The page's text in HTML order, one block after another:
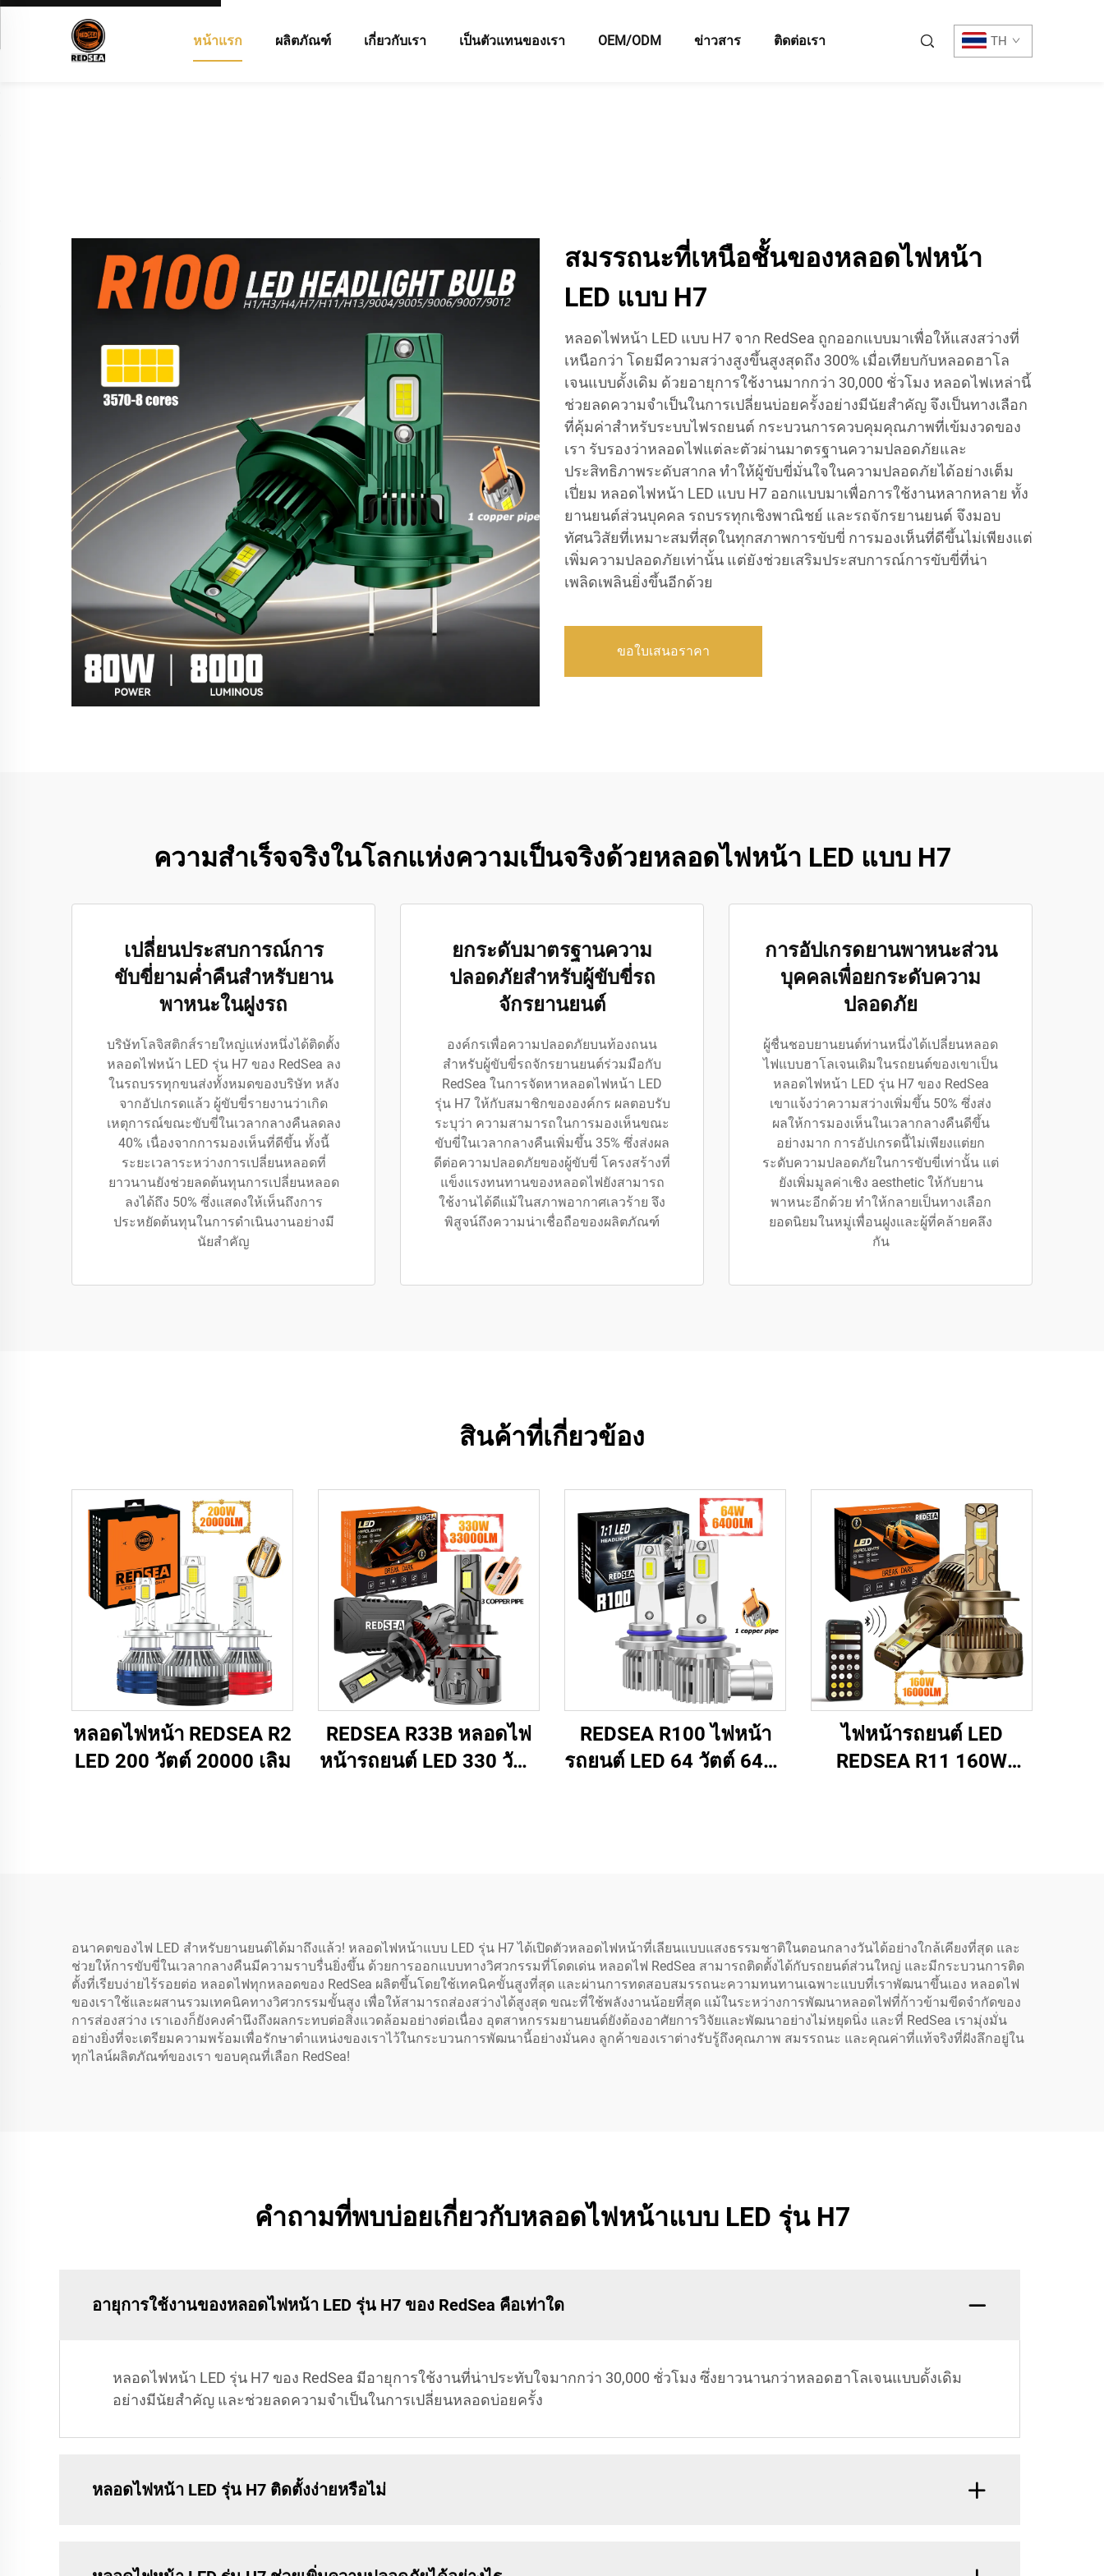
หน้าแรก ผลิตภัณฑ์ เกี่ยวกับเรา เป็นตัวแทนของเรา OEM/ODM ข่าวสาร ติดต่อเรา TH
สมรรถนะที่เหนือชั้นของหลอดไฟหน้า
LED แบบ H7
หลอดไฟหน้า LED แบบ H7 จาก RedSea ถูกออกแบบมาเพื่อให้แสงสว่างที่
เหนือกว่า โดยมีความสว่างสูงขึ้นสูงสุดถึง 300% เมื่อเทียบกับหลอดฮาโล
เจนแบบดั้งเดิม ด้วยอายุการใช้งานมากกว่า 30,000 ชั่วโมง หลอดไฟเหล่านี้
ช่วยลดความจำเป็นในการเปลี่ยนบ่อยครั้งอย่างมีนัยสำคัญ จึงเป็นทางเลือก
ที่คุ้มค่าสำหรับระบบไฟรถยนต์ กระบวนการควบคุมคุณภาพที่เข้มงวดของ
เรา รับรองว่าหลอดไฟแต่ละตัวผ่านมาตรฐานความปลอดภัยและ
ประสิทธิภาพระดับสากล ทำให้ผู้ขับขี่มั่นใจในความปลอดภัยได้อย่างเต็ม
เปี่ยม หลอดไฟหน้า LED แบบ H7 ออกแบบมาเพื่อการใช้งานหลากหลาย ทั้ง
ยานยนต์ส่วนบุคคล รถบรรทุกเชิงพาณิชย์ และรถจักรยานยนต์ จึงมอบ
ทัศนวิสัยที่เหมาะสมที่สุดในทุกสภาพการขับขี่ การมองเห็นที่ดีขึ้นไม่เพียงแต่
เพิ่มความปลอดภัยเท่านั้น แต่ยังช่วยเสริมประสบการณ์การขับขี่ที่น่า
เพลิดเพลินยิ่งขึ้นอีกด้วย
ขอใบเสนอราคา
ความสำเร็จจริงในโลกแห่งความเป็นจริงด้วยหลอดไฟหน้า LED แบบ H7
เปลี่ยนประสบการณ์การ
ขับขี่ยามค่ำคืนสำหรับยาน
พาหนะในฝูงรถ
บริษัทโลจิสติกส์รายใหญ่แห่งหนึ่งได้ติดตั้ง
หลอดไฟหน้า LED รุ่น H7 ของ RedSea ลง
ในรถบรรทุกขนส่งทั้งหมดของบริษัท หลัง
จากอัปเกรดแล้ว ผู้ขับขี่รายงานว่าเกิด
เหตุการณ์ขณะขับขี่ในเวลากลางคืนลดลง
40% เนื่องจากการมองเห็นที่ดีขึ้น ทั้งนี้
ระยะเวลาระหว่างการเปลี่ยนหลอดที่
ยาวนานยังช่วยลดต้นทุนการเปลี่ยนหลอด
ลงได้ถึง 50% ซึ่งแสดงให้เห็นถึงการ
ประหยัดต้นทุนในการดำเนินงานอย่างมี
นัยสำคัญ
ยกระดับมาตรฐานความ
ปลอดภัยสำหรับผู้ขับขี่รถ
จักรยานยนต์
องค์กรเพื่อความปลอดภัยบนท้องถนน
สำหรับผู้ขับขี่รถจักรยานยนต์ร่วมมือกับ
RedSea ในการจัดหาหลอดไฟหน้า LED
รุ่น H7 ให้กับสมาชิกขององค์กร ผลตอบรับ
ระบุว่า ความสามารถในการมองเห็นขณะ
ขับขี่ในเวลากลางคืนเพิ่มขึ้น 35% ซึ่งส่งผล
ดีต่อความปลอดภัยของผู้ขับขี่ โครงสร้างที่
แข็งแรงทนทานของหลอดไฟยังสามารถ
ใช้งานได้ดีแม้ในสภาพอากาศเลวร้าย จึง
พิสูจน์ถึงความน่าเชื่อถือของผลิตภัณฑ์
การอัปเกรดยานพาหนะส่วน
บุคคลเพื่อยกระดับความ
ปลอดภัย
ผู้ชื่นชอบยานยนต์ท่านหนึ่งได้เปลี่ยนหลอด
ไฟแบบฮาโลเจนเดิมในรถยนต์ของเขาเป็น
หลอดไฟหน้า LED รุ่น H7 ของ RedSea
เขาแจ้งว่าความสว่างเพิ่มขึ้น 50% ซึ่งส่ง
ผลให้การมองเห็นในเวลากลางคืนดีขึ้น
อย่างมาก การอัปเกรดนี้ไม่เพียงแต่ยก
ระดับความปลอดภัยในการขับขี่เท่านั้น แต่
ยังเพิ่มมูลค่าเชิง aesthetic ให้กับยาน
พาหนะอีกด้วย ทำให้กลายเป็นทางเลือก
ยอดนิยมในหมู่เพื่อนฝูงและผู้ที่คล้ายคลึง
กัน
สินค้าที่เกี่ยวข้อง
หลอดไฟหน้า REDSEA R2
LED 200 วัตต์ 20000 เลิม
REDSEA R33B หลอดไฟ
หน้ารถยนต์ LED 330 วัตต์
REDSEA R100 ไฟหน้า
รถยนต์ LED 64 วัตต์ 6400
ไฟหน้ารถยนต์ LED
REDSEA R11 160W
อนาคตของไฟ LED สำหรับยานยนต์ได้มาถึงแล้ว! หลอดไฟหน้าแบบ LED รุ่น H7 ได้เปิดตัวหลอดไฟหน้าที่เลียนแบบแสงธรรมชาติในตอนกลางวันได้อย่างใกล้เคียงที่สุด และ
ช่วยให้การขับขี่ในเวลากลางคืนมีความราบรื่นยิ่งขึ้น ด้วยการออกแบบทางวิศวกรรมที่โดดเด่น หลอดไฟ RedSea สามารถติดตั้งได้กับรถยนต์ส่วนใหญ่ และมีกระบวนการติด
ตั้งที่เรียบง่ายไร้รอยต่อ หลอดไฟทุกหลอดของ RedSea ผลิตขึ้นโดยใช้เทคนิคขั้นสูงที่สุด และผ่านการทดสอบสมรรถนะความทนทานเฉพาะแบบที่เราพัฒนาขึ้นเอง หลอดไฟ
ของเราใช้และผสานรวมเทคนิคทางวิศวกรรมขั้นสูง เพื่อให้สามารถส่องสว่างได้สูงสุด ขณะที่ใช้พลังงานน้อยที่สุด แม้ในระหว่างการพัฒนาหลอดไฟที่ก้าวข้ามขีดจำกัดของ
การส่องสว่าง เราเองก็ยังคงคำนึงถึงผลกระทบต่อสิ่งแวดล้อมอย่างต่อเนื่อง อุตสาหกรรมยานยนต์ยังต้องอาศัยการวิจัยและพัฒนาอย่างไม่หยุดนิ่ง และที่ RedSea เรามุ่งมั่น
อย่างยิ่งที่จะเตรียมความพร้อมเพื่อรักษาตำแหน่งของเราไว้ในกระบวนการพัฒนานี้อย่างมั่นคง ลูกค้าของเราต่างรับรู้ถึงคุณภาพ สมรรถนะ และคุณค่าที่แท้จริงที่ฝังลึกอยู่ใน
ทุกไลน์ผลิตภัณฑ์ของเรา ขอบคุณที่เลือก RedSea!
คำถามที่พบบ่อยเกี่ยวกับหลอดไฟหน้าแบบ LED รุ่น H7
อายุการใช้งานของหลอดไฟหน้า LED รุ่น H7 ของ RedSea คือเท่าใด
หลอดไฟหน้า LED รุ่น H7 ของ RedSea มีอายุการใช้งานที่น่าประทับใจมากกว่า 30,000 ชั่วโมง ซึ่งยาวนานกว่าหลอดฮาโลเจนแบบดั้งเดิม
อย่างมีนัยสำคัญ และช่วยลดความจำเป็นในการเปลี่ยนหลอดบ่อยครั้ง
หลอดไฟหน้า LED รุ่น H7 ติดตั้งง่ายหรือไม่